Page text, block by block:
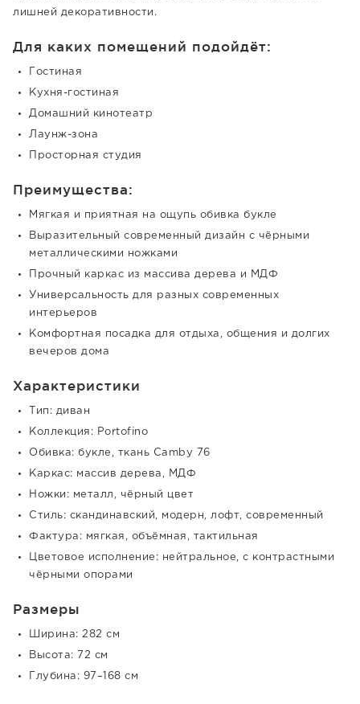
лишней декоративности.
Для каких помещений подойдёт:
Гостиная
Кухня-гостиная
Домашний кинотеатр
Лаунж-зона
Просторная студия
Преимущества:
Мягкая и приятная на ощупь обивка букле
Выразительный современный дизайн с чёрными
металлическими ножками
Прочный каркас из массива дерева и МДФ
Универсальность для разных современных
интерьеров
Комфортная посадка для отдыха, общения и долгих
вечеров дома
Характеристики
Тип: диван
Коллекция: Portofino
Обивка: букле, ткань Camby 76
Каркас: массив дерева, МДФ
Ножки: металл, чёрный цвет
Стиль: скандинавский, модерн, лофт, современный
Фактура: мягкая, объёмная, тактильная
Цветовое исполнение: нейтральное, с контрастными
чёрными опорами
Размеры
Ширина: 282 см
Высота: 72 см
Глубина: 97–168 см